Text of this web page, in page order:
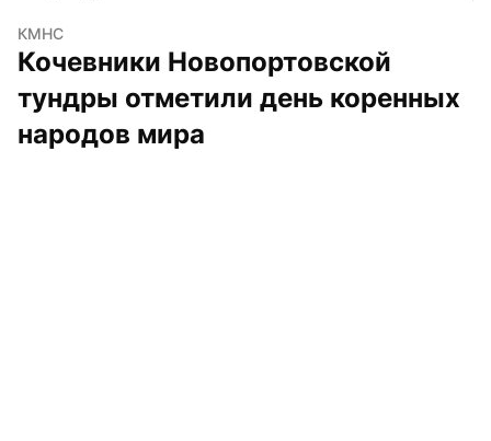
КМНС
Кочевники Новопортовской
тундры отметили день коренных
народов мира